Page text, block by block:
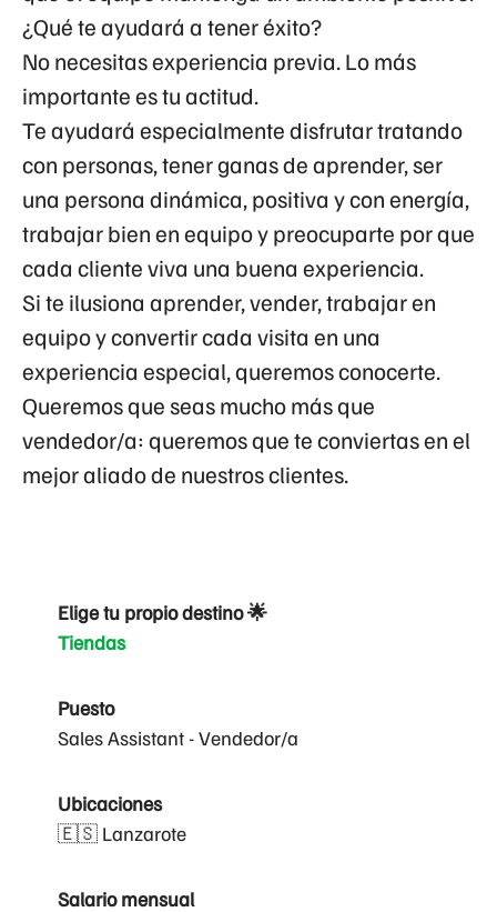
¿Qué te ayudará a tener éxito?
No necesitas experiencia previa. Lo más
importante es tu actitud.
Te ayudará especialmente disfrutar tratando
con personas, tener ganas de aprender, ser
una persona dinámica, positiva y con energía,
trabajar bien en equipo y preocuparte por que
cada cliente viva una buena experiencia.
Si te ilusiona aprender, vender, trabajar en
equipo y convertir cada visita en una
experiencia especial, queremos conocerte.
Queremos que seas mucho más que
vendedor/a: queremos que te conviertas en el
mejor aliado de nuestros clientes.
Elige tu propio destino 🌟
Tiendas
Puesto
Sales Assistant - Vendedor/a
Ubicaciones
🇪🇸 Lanzarote
Salario mensual